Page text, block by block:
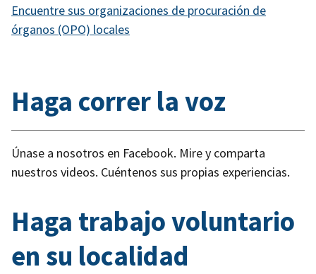
Encuentre sus organizaciones de procuración de
órganos (OPO) locales
Haga correr la voz
Únase a nosotros en Facebook. Mire y comparta
nuestros videos. Cuéntenos sus propias experiencias.
Haga trabajo voluntario
en su localidad